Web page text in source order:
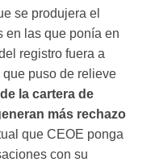
se produjera el
en las que ponía en
registro fuera a
puso de relieve
la cartera de
más rechazo
que CEOE ponga
con su